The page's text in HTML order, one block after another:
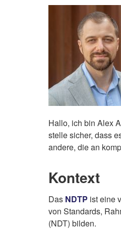
Hallo, ich bin Alex
stelle sicher, dass
andere, die an
Kontext
Das NDTP ist eine
von Standards,
(NDT) bilden.